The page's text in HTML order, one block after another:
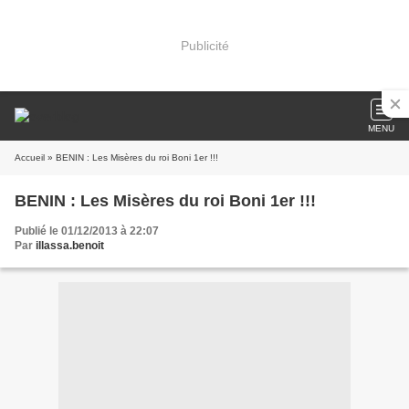
Publicité
MENU
Accueil » BENIN : Les Misères du roi Boni 1er !!!
BENIN : Les Misères du roi Boni 1er !!!
Publié le 01/12/2013 à 22:07
Par illassa.benoit